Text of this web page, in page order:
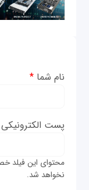
نام شما*
پست
محتوای این فیلد
نخواهد شد.